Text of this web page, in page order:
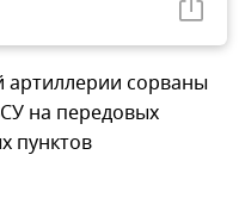
артиллерии сорваны
на передовых
пунктов